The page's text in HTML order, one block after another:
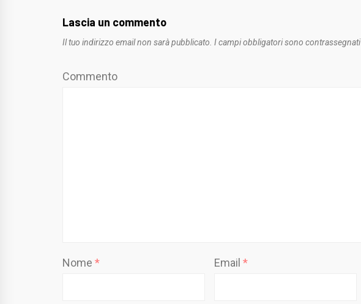
Lascia un commento
Il tuo indirizzo email non sarà pubblicato. I campi obbligatori sono contrassegnati
Commento
Nome * Email *